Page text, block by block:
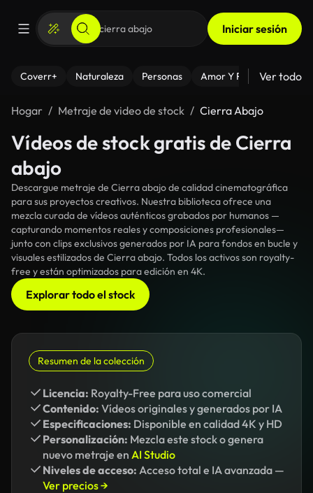
Iniciar sesión
Coverr+ Naturaleza Personas Amor Y Relaciones
Ver todo
Hogar Metraje de video de stock Cierra Abajo
Vídeos de stock gratis de Cierra
abajo
Descargue metraje de Cierra abajo de calidad cinematográfica
para sus proyectos creativos. Nuestra biblioteca ofrece una
mezcla curada de vídeos auténticos grabados por humanos —
capturando momentos reales y composiciones profesionales—
junto con clips exclusivos generados por IA para fondos en bucle y
visuales estilizados de Cierra abajo. Todos los activos son royalty-
free y están optimizados para edición en 4K.
Explorar todo el stock
Resumen de la colección
Licencia: Royalty-Free para uso comercial
Contenido: Vídeos originales y generados por IA
Especificaciones: Disponible en calidad 4K y HD
Personalización: Mezcla este stock o genera
nuevo metraje en AI Studio
Niveles de acceso: Acceso total e IA avanzada —
Ver precios →